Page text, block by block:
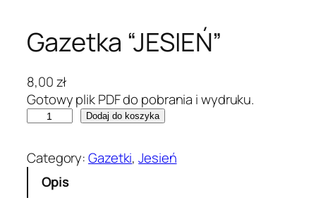
Gazetka “JESIEŃ”
8,00zł
Gotowy plik PDF do pobrania i wydruku.
o
ś
Dodaj do koszyka
Category:Gazetki, Jesień
Opis